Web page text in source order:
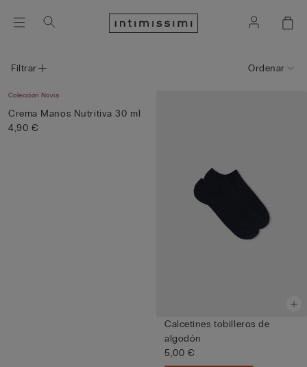
Filtrar Ordenar
Colección Novia
Crema Manos Nutritiva 30 ml
4,90 €
Calcetines tobilleros de
algodón
5,00 €